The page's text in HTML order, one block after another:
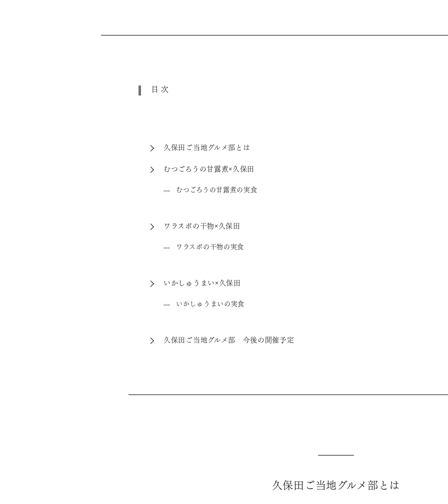
目次
久保田ご当地グルメ部とは
むつごろうの甘露煮×久保田
むつごろうの甘露煮の実食
ワラスボの干物×久保田
ワラスボの干物の実食
いかしゅうまい×久保田
いかしゅうまいの実食
久保田ご当地グルメ部 今後の開催予定
久保田ご当地グルメ部とは